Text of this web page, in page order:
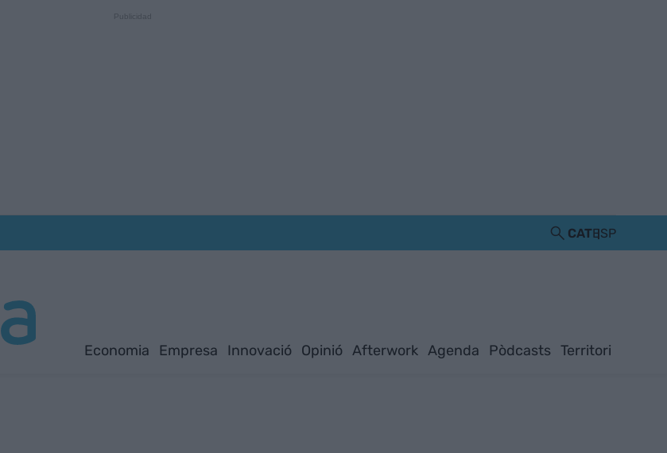
CATESP
Economia Empresa Innovació Opinió Afterwork Agenda Pòdcasts Territori